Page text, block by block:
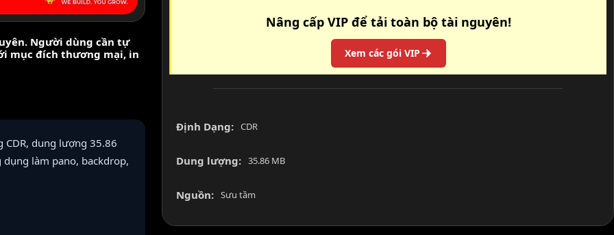
Người dùng cần tự
mục đích thương mại, in
dung lượng 35.86
dụng làm pano, backdrop,
Nâng cấp VIP để tải toàn bộ tài nguyên!
Xem các gói VIP
Định Dạng: CDR
Dung lượng: 35.86 MB
Nguồn: Sưu tầm